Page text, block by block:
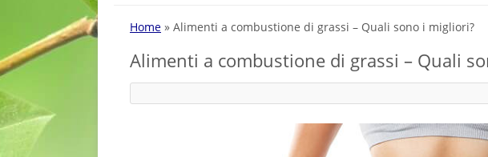
Home » Alimenti a combustione di grassi – Quali sono i migliori?
Alimenti a combustione di grassi – Quali